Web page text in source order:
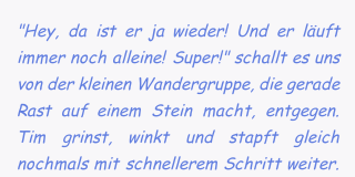
"Hey, da ist er ja wieder! Und er läuft
immer noch alleine! Super!" schallt es uns
von der kleinen Wandergruppe, die gerade
Rast auf einem Stein macht, entgegen.
Tim grinst, winkt und stapft gleich
nochmals mit schnellerem Schritt weiter.